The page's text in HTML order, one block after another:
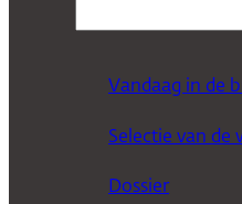
Vandaag in de
Selectie van de
Dossier